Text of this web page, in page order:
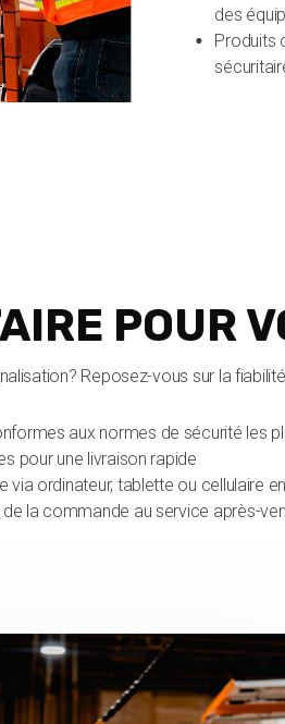
des
Produits
POUR
Reposez-vous sur la
aux normes de sécurité les
pour une livraison rapide
via ordinateur, tablette ou cellulaire
la commande au service après-